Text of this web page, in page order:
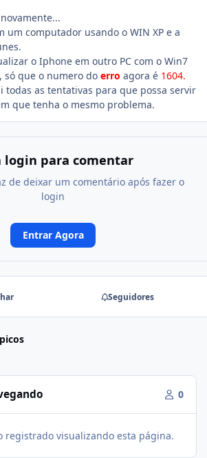
um computador usando o WIN XP e a
o Iphone em outro PC com o Win7
só que o numero do erro agora é 1604.
todas as tentativas para que possa servir
que tenha o mesmo problema.
login para comentar
de deixar um comentário após fazer o
login
Entrar Agora
Seguidores
0
registrado visualizando esta página.